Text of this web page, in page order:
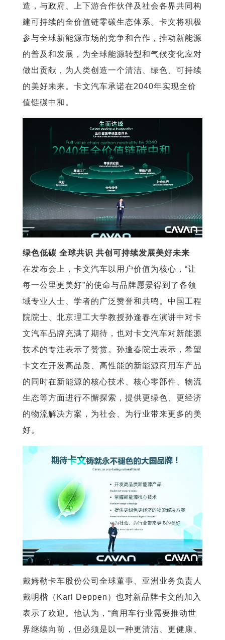
造，与政府、上下游合作伙伴及社会各界共同构
建可持续的全价值链零碳生态体系。卡文将积极
参与全球新能源市场的竞争和合作，推动新能源
的普及和发展，为全球能源转型和气候变化应对
做出贡献，为人类创造一个清洁、绿色、可持续
的美好未来。卡文汽车承诺在2040年实现全价
值链碳中和。
绿色低碳 全球共识 共创可持续发展美好未来
在发布会上，卡文汽车以用户价值为核心，“让
每一公里更美好”的使命与品牌愿景得到了各领
域专业人士、学者的广泛赞誉和共鸣。中国工程
院院士、北京理工大学教授孙逢春在演讲中对卡
文汽车品牌充满了期待，也对卡文汽车对新能源
技术的专注表示了赞赏。孙逢春院士表示，希望
卡文在开发高品质、高性能的新能源商用车产品
的同时在新能源的核心技术、核心零部件、物流
生态等方面进行不懈探索，提供更绿色、更经济
的物流解决方案，为社会、为行业带来更多的美
好。
戴姆勒卡车股份公司全球董事、亚洲业务负责人
戴明楷（Karl Deppen）也对新品牌卡文的加入
表示了欢迎。他认为，“商用车行业需要推动世
界继续向前，但必须是以一种更清洁、更健康、